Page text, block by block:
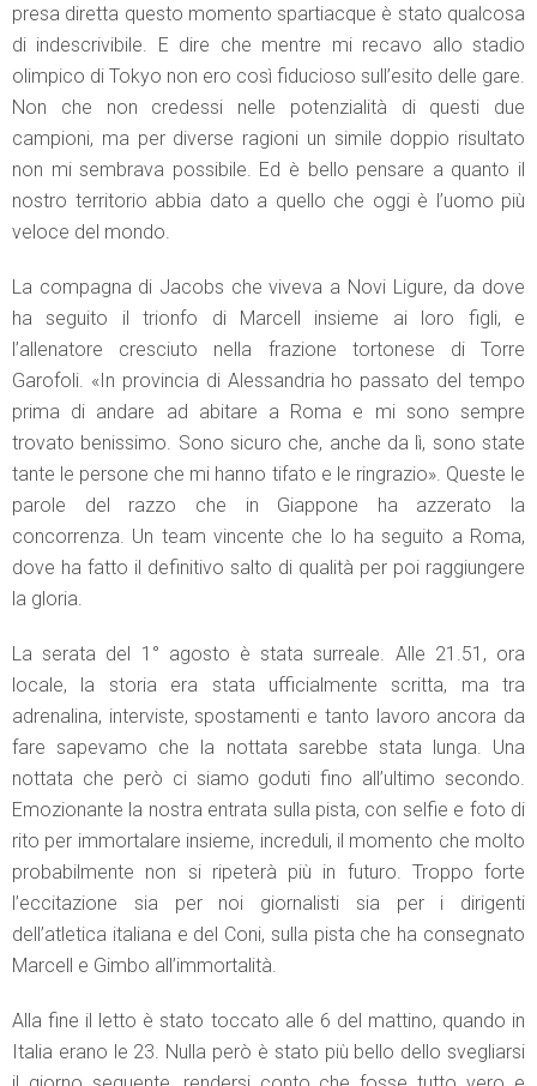
presa diretta questo momento spartiacque è stato qualcosa
di indescrivibile. E dire che mentre mi recavo allo stadio
olimpico di Tokyo non ero così fiducioso sull’esito delle gare.
Non che non credessi nelle potenzialità di questi due
campioni, ma per diverse ragioni un simile doppio risultato
non mi sembrava possibile. Ed è bello pensare a quanto il
nostro territorio abbia dato a quello che oggi è l’uomo più
veloce del mondo.
La compagna di Jacobs che viveva a Novi Ligure, da dove
ha seguito il trionfo di Marcell insieme ai loro figli, e
l’allenatore cresciuto nella frazione tortonese di Torre
Garofoli. «In provincia di Alessandria ho passato del tempo
prima di andare ad abitare a Roma e mi sono sempre
trovato benissimo. Sono sicuro che, anche da lì, sono state
tante le persone che mi hanno tifato e le ringrazio». Queste le
parole del razzo che in Giappone ha azzerato la
concorrenza. Un team vincente che lo ha seguito a Roma,
dove ha fatto il definitivo salto di qualità per poi raggiungere
la gloria.
La serata del 1° agosto è stata surreale. Alle 21.51, ora
locale, la storia era stata ufficialmente scritta, ma tra
adrenalina, interviste, spostamenti e tanto lavoro ancora da
fare sapevamo che la nottata sarebbe stata lunga. Una
nottata che però ci siamo goduti fino all’ultimo secondo.
Emozionante la nostra entrata sulla pista, con selfie e foto di
rito per immortalare insieme, increduli, il momento che molto
probabilmente non si ripeterà più in futuro. Troppo forte
l’eccitazione sia per noi giornalisti sia per i dirigenti
dell’atletica italiana e del Coni, sulla pista che ha consegnato
Marcell e Gimbo all’immortalità.
Alla fine il letto è stato toccato alle 6 del mattino, quando in
Italia erano le 23. Nulla però è stato più bello dello svegliarsi